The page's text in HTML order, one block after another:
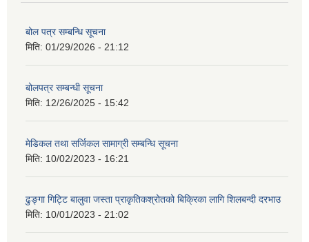
बोल पत्र सम्बन्धि सूचना
मिति: 01/29/2026 - 21:12
बोलपत्र सम्बन्धी सूचना
मिति: 12/26/2025 - 15:42
मेडिकल तथा सर्जिकल सामाग्री सम्बन्धि सूचना
मिति: 10/02/2023 - 16:21
ढुङ्गा गिट्टि बालुवा जस्ता प्राकृतिकश्रोतको बिक्रिका लागि शिलबन्दी दरभाउ
मिति: 10/01/2023 - 21:02